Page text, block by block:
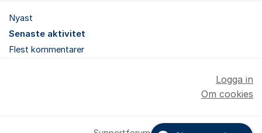
Nyast
Senaste aktivitet
Flest kommentarer
Logga in
Om cookies